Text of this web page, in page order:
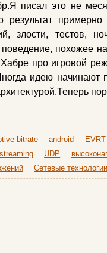
писал это не
результат
злости, тестов,
похожее
про игровой
идею начинают
bitrate android EVRT
streaming UDP
Сетевые технологии